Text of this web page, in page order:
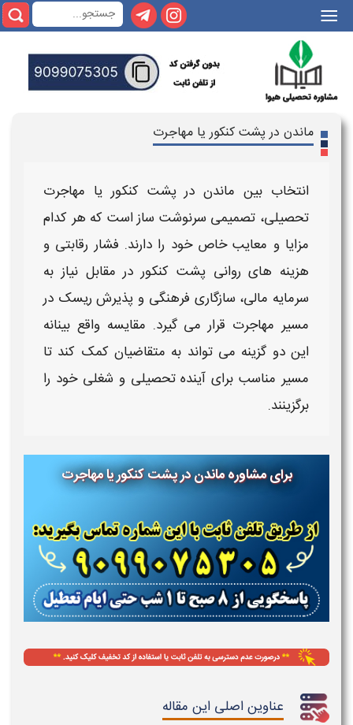
|||
ماندن در پشت کنکور یا مهاجرت
انتخاب بین ماندن در پشت کنکور یا مهاجرت
تحصیلی، تصمیمی سرنوشت‌ ساز است که هر کدام
مزایا و معایبخاص خود را دارند. فشار رقابتی و
هزینه‌ های روانیپشت کنکوردر مقابل نیاز به
سرمایه مالی، سازگاری فرهنگی و پذیرش ریسک در
مسیر مهاجرت قرار می‌ گیرد. مقایسه واقع‌ بینانه
این دو گزینه می‌ تواند به متقاضیان کمک کند تا
مسیر مناسب برای آینده تحصیلی و شغلی خود را
برگزینند.
برای مشاوره ماندن در پشت کنکور یا مهاجرت
عناوین اصلی این مقاله